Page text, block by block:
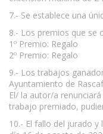
7.- Se establece una
8.- Los premios que se
1º Premio: Regalo
2º Premio: Regalo
9.- Los trabajos
Ayuntamiento de
El/ la autor/a
trabajo premiado,
10.- El fallo del jurado